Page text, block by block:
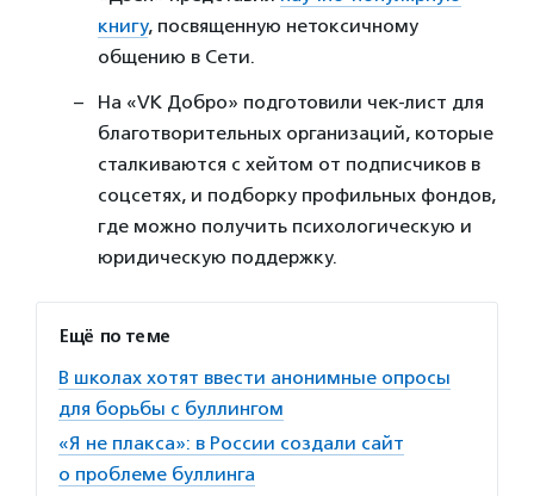
книгу, посвященную нетоксичному
общению в Сети.
На «VK Добро» подготовили чек-лист для
благотворительных организаций, которые
сталкиваются с хейтом от подписчиков в
соцсетях, и подборку профильных фондов,
где можно получить психологическую и
юридическую поддержку.
Ещё по теме
В школах хотят ввести анонимные опросы
для борьбы с буллингом
«Я не плакса»: в России создали сайт
о проблеме буллинга